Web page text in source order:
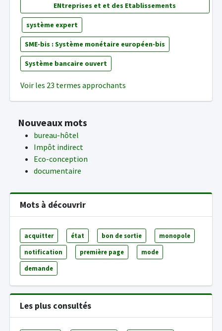
ENtreprises et et des Etablissements
système expert
SME-bis : Système monétaire européen-bis
Système bancaire ouvert
Voir les 23 termes approchants
Nouveaux mots
bureau-hôtel
Impôt indirect
Eco-conception
documentaire
Mots à découvrir
acquitter état bon de sortie monopole
notification première page mode
demande
Les plus consultés